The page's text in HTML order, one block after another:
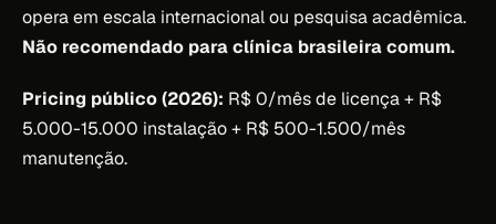
opera em escala internacional ou pesquisa acadêmica.
Não recomendado para clínica brasileira comum.
Pricing público (2026): R$ 0/mês de licença + R$
5.000-15.000 instalação + R$ 500-1.500/mês
manutenção.